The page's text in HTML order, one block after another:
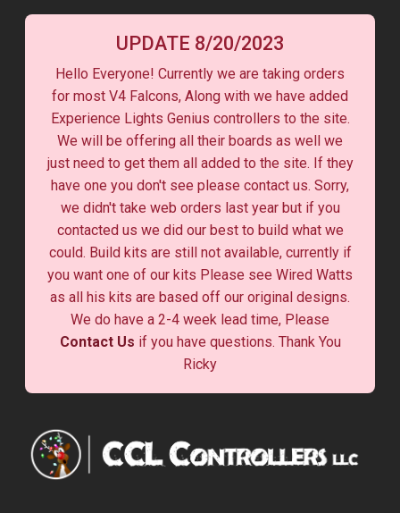
UPDATE 8/20/2023
Hello Everyone! Currently we are taking orders
for most V4 Falcons, Along with we have added
Experience Lights Genius controllers to the site.
We will be offering all their boards as well we
just need to get them all added to the site. If they
have one you don't see please contact us. Sorry,
we didn't take web orders last year but if you
contacted us we did our best to build what we
could. Build kits are still not available, currently if
you want one of our kits Please see Wired Watts
as all his kits are based off our original designs.
We do have a 2-4 week lead time, Please
Contact Us if you have questions. Thank You
Ricky